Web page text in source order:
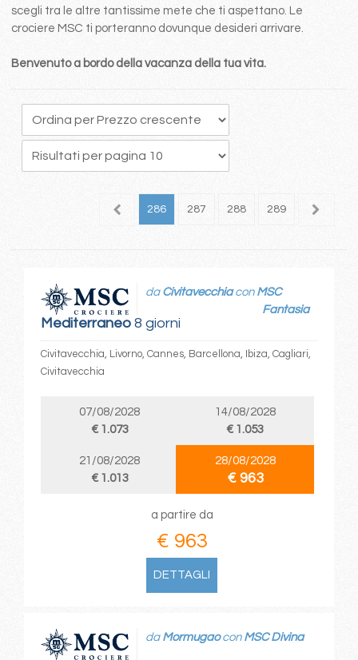
scegli tra le altre tantissime mete che ti aspettano. Le
crociere MSC ti porteranno dovunque desideri arrivare.
Benvenuto a bordo della vacanza della tua vita.
285 286 287 288 289 290
Mediterraneo8 giorni
da Civitavecchiacon MSC
Fantasia
Civitavecchia, Livorno, Cannes, Barcellona, Ibiza, Cagliari,
Civitavecchia
07/08/2028
€ 1.073
14/08/2028
€ 1.053
21/08/2028
€ 1.013
28/08/2028
€ 963
a partire da
€ 963
DETTAGLI
da Mormugaocon MSC Divina